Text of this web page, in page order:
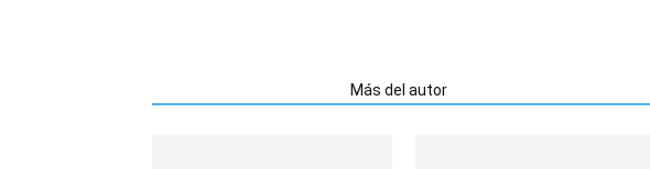
Más del autor